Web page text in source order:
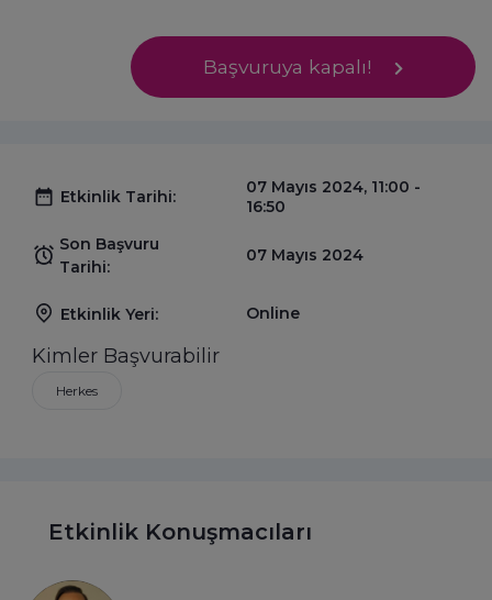
Başvuruya kapalı!
Etkinlik Tarihi:
07 Mayıs 2024, 11:00 -
16:50
Son Başvuru
Tarihi:
07 Mayıs 2024
Etkinlik Yeri: Online
Kimler Başvurabilir
Herkes
Etkinlik Konuşmacıları